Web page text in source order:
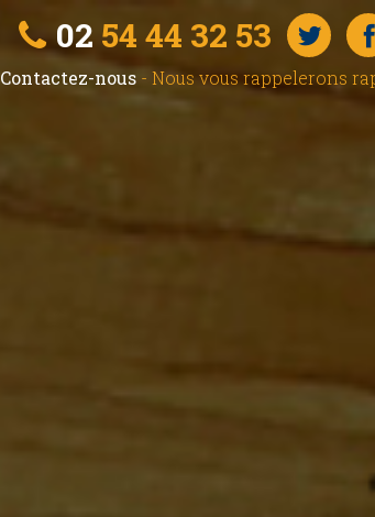
02 54 44 32 53
Contactez-nous - Nous vous rappelerons